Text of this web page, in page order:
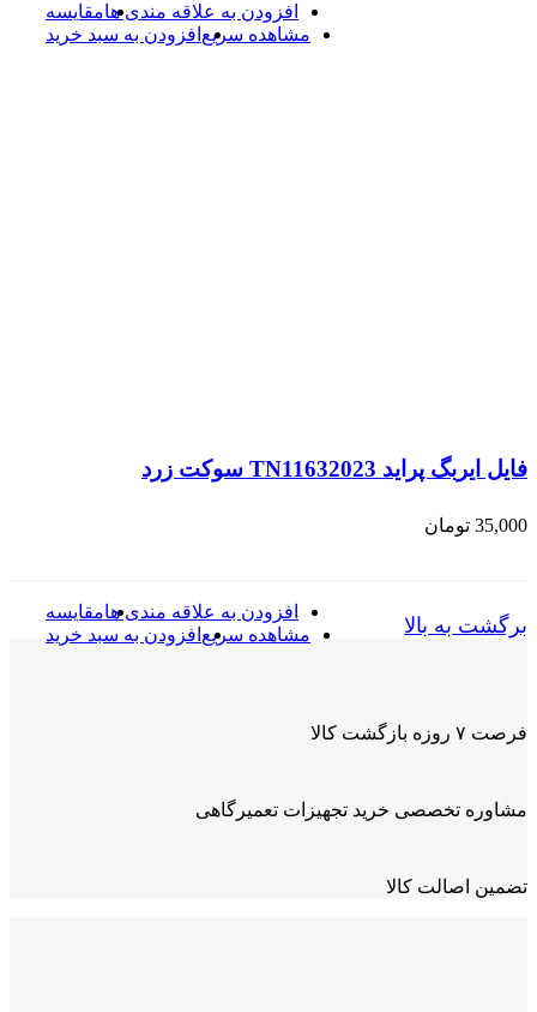
مقایسهافزودن به علاقه مندی ها
افزودن به سبد خرید مشاهده سریع
فایل ایربگ پراید TN11632023 سوکت زرد
35,000 تومان
مقایسهافزودن به علاقه مندی ها
افزودن به سبد خرید مشاهده سریع برگشت به بالا
فرصت ۷ روزه بازگشت کالا
مشاوره تخصصی خرید تجهیزات تعمیرگاهی
تضمین اصالت کالا